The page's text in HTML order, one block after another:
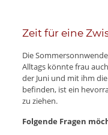
Zeit für eine
Die
Alltags könnte frau
der Juni und mit ihm
befinden, ist ein
zu ziehen.
Folgende Fragen